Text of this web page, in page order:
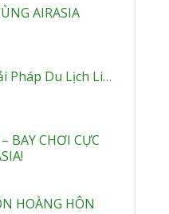
AIRASIA
Pháp Du Lịch Linh
BAY CHƠI CỰC
HOÀNG HÔN